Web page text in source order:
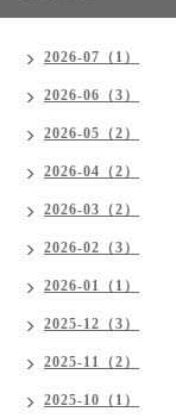
2026-07（1）
2026-06（3）
2026-05（2）
2026-04（2）
2026-03（2）
2026-02（3）
2026-01（1）
2025-12（3）
2025-11（2）
2025-10（1）